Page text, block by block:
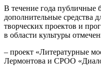
В течение года публичные
дополнительные средства
творческих проектов и
в области культуры
– проект «Литературные
Лермонтова и СРОО